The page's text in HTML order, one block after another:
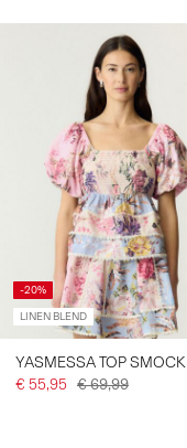
-20%
LINEN BLEND
YASMESSA TOP SMOCK
€ 55,95 € 69,99